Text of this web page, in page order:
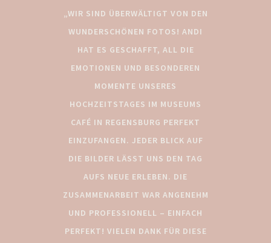
„WIR SIND ÜBERWÄLTIGT VON DEN
WUNDERSCHÖNEN FOTOS! ANDI
HAT ES GESCHAFFT, ALL DIE
EMOTIONEN UND BESONDEREN
MOMENTE UNSERES
HOCHZEITSTAGES IM MUSEUMS
CAFÉ IN REGENSBURG PERFEKT
EINZUFANGEN. JEDER BLICK AUF
DIE BILDER LÄSST UNS DEN TAG
AUFS NEUE ERLEBEN. DIE
ZUSAMMENARBEIT WAR ANGENEHM
UND PROFESSIONELL – EINFACH
PERFEKT! VIELEN DANK FÜR DIESE